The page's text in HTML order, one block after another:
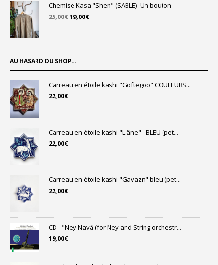
Chemise Kasa "Shen" (SABLE)- Un bouton
25,00€Le
19,00€Le
AU HASARD DU SHOP…
Carreau en étoile kashi "Goftegoo" COULEURS...
22,00€
Carreau en étoile kashi "L'âne" - BLEU (pet...
22,00€
Carreau en étoile kashi "Gavazn" bleu (pet...
22,00€
CD - "Ney Navâ (for Ney and String orchestr...
19,00€